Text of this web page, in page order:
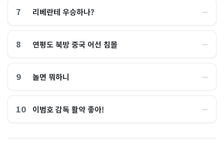
7 리베란테 우승하나? ―
8 연평도 북방 중국 어선 침몰 ―
9 놀면 뭐하니 ―
10 이범호 감독 활약 좋아! ―